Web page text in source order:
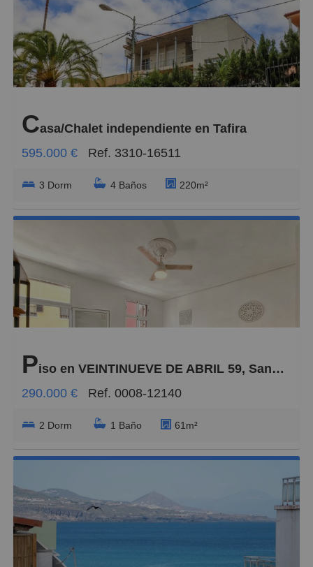
Casa/Chalet independiente en Tafira
595.000 €
Ref. 3310-16511
3 Dorm 4 Baños 220m²
Piso en VEINTINUEVE DE ABRIL 59, Santa Catalina - Canteras
290.000 €
Ref. 0008-12140
2 Dorm 1 Baño 61m²